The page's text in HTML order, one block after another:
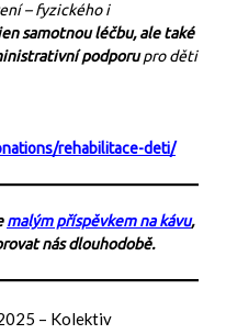
– fyzického i
samotnou léčbu, ale také
podporupro děti
rehabilitace-deti/
malým příspěvkem na kávu,
nás dlouhodobě.
– Kolektiv